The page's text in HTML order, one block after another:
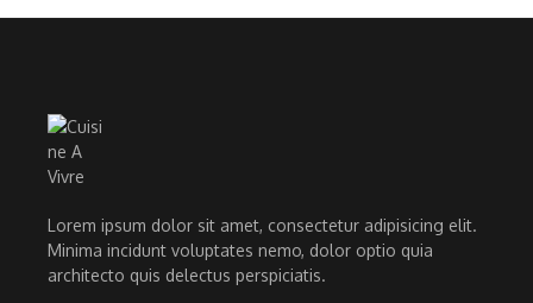
Lorem ipsum dolor sit amet, consectetur adipisicing elit.
Minima incidunt voluptates nemo, dolor optio quia
architecto quis delectus perspiciatis.